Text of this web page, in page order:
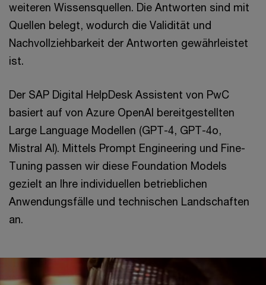
weiteren Wissensquellen. Die Antworten sind mit
Quellen belegt, wodurch die Validität und
Nachvollziehbarkeit der Antworten gewährleistet
ist.
Der SAP Digital HelpDesk Assistent von PwC
basiert auf von Azure OpenAI bereitgestellten
Large Language Modellen (GPT-4, GPT-4o,
Mistral AI). Mittels Prompt Engineering und Fine-
Tuning passen wir diese Foundation Models
gezielt an Ihre individuellen betrieblichen
Anwendungsfälle und technischen Landschaften
an.